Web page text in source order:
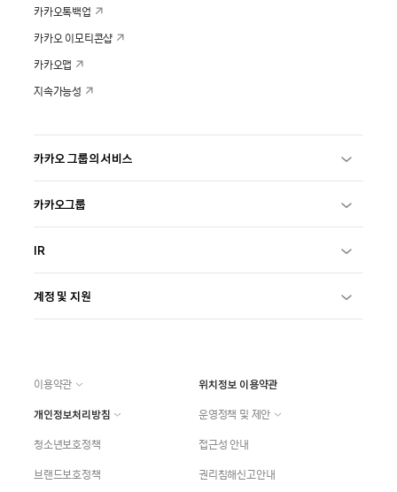
카카오톡백업
카카오 이모티콘샵
카카오맵
지속가능성
카카오 그룹의 서비스
카카오그룹
IR
계정 및 지원
이용약관
위치정보 이용약관
개인정보처리방침
운영정책 및 제안
청소년보호정책
접근성 안내
브랜드보호정책
권리침해신고안내